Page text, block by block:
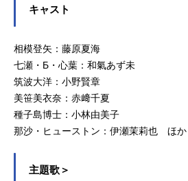
キャスト
相模登矢：藤原夏海
七瀬・Б・心葉：和氣あず未
筑波大洋：小野賢章
美笹美衣奈：赤﨑千夏
種子島博士：小林由美子
那沙・ヒューストン：伊瀬茉莉也 ほか
主題歌＞